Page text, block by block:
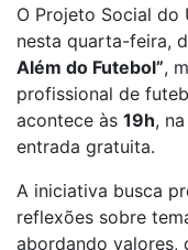
O Projeto Social do
nesta quarta-feira,
Além do Futebol”,
profissional de
acontece às 19h,
entrada gratuita.
A iniciativa busca
reflexões sobre
abordando valores,